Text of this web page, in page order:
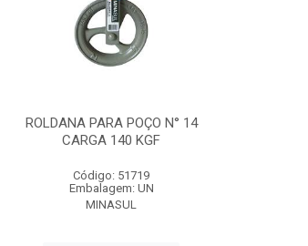
ROLDANA PARA POÇO N° 14
CARGA 140 KGF
Código: 51719
Embalagem: UN
MINASUL